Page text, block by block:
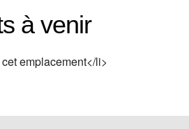
à venir
emplacement</li>